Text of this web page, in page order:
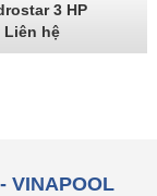
3 HP
Liên hệ
VINAPOOL